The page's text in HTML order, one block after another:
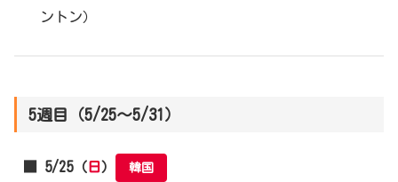
ントン）
5週目（5/25～5/31）
■ 5/25（日 ） 韓国